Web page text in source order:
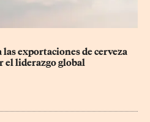
exportaciones de cerveza
el liderazgo global